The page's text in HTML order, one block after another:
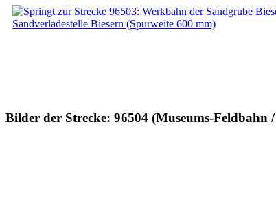
Bilder der Strecke: 96504 (Museums-Feldbahn /